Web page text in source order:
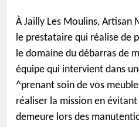
À Jailly Les Moulins,
le prestataire qui réalise de
le domaine du débarras de
équipe qui intervient dans
^prenant soin de vos
réaliser la mission en
demeure lors des